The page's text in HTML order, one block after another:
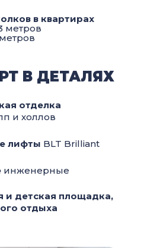
В ДЕТАЛЯХ
в квартирах
метров
отделка
и холлов
лифты BLT Brilliant
инженерные
и детская площадка,
отдыха